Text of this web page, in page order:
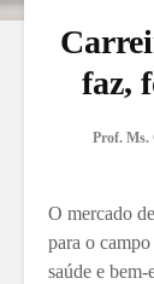
faz,
O mercado
para o
saúde e bem-